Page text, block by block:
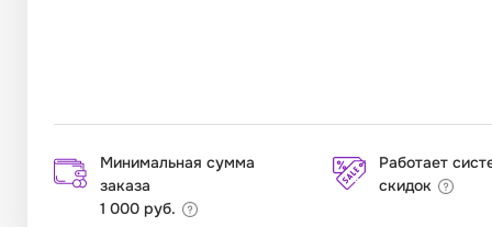
Минимальная сумма
заказа
1 000 руб.
Работает
скидок